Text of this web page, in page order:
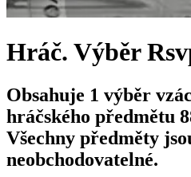
Hráč. Výběr
Obsahuje 1 výběr
hráčského předmětu
Všechny předměty
neobchodovatelné.